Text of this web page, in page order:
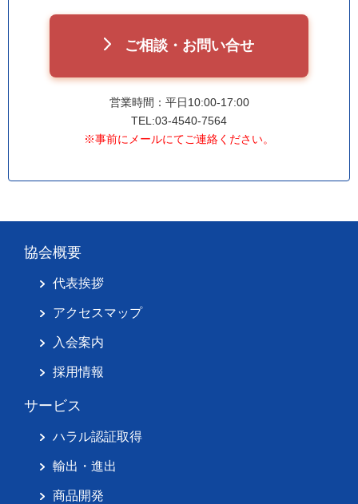
ご相談・お問い合せ
営業時間：平日10:00-17:00
TEL:03-4540-7564
※事前にメールにてご連絡ください。
協会概要
代表挨拶
アクセスマップ
入会案内
採用情報
サービス
ハラル認証取得
輸出・進出
商品開発